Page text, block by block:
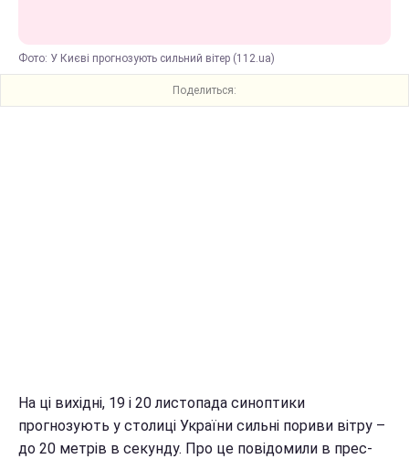
Фото: У Києві прогнозують сильний вітер (112.ua)
Поделиться:
На ці вихідні, 19 і 20 листопада синоптики
прогнозують у столиці України сильні пориви вітру –
до 20 метрів в секунду. Про це повідомили в прес-